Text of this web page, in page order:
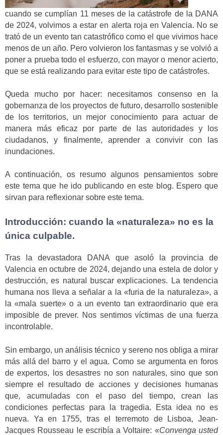
cuando se cumplían 11 meses de la catástrofe de la DANA
de 2024, volvimos a estar en alerta roja en Valencia. No se
trató de un evento tan catastrófico como el que vivimos hace
menos de un año. Pero volvieron los fantasmas y se volvió a
poner a prueba todo el esfuerzo, con mayor o menor acierto,
que se está realizando para evitar este tipo de catástrofes.
Queda mucho por hacer: necesitamos consenso en la
gobernanza de los proyectos de futuro, desarrollo sostenible
de los territorios, un mejor conocimiento para actuar de
manera más eficaz por parte de las autoridades y los
ciudadanos, y finalmente, aprender a convivir con las
inundaciones.
A continuación, os resumo algunos pensamientos sobre
este tema que he ido publicando en este blog. Espero que
sirvan para reflexionar sobre este tema.
Introducción: cuando la «naturaleza» no es la
única culpable.
Tras la devastadora DANA que asoló la provincia de
Valencia en octubre de 2024, dejando una estela de dolor y
destrucción, es natural buscar explicaciones. La tendencia
humana nos lleva a señalar a la «furia de la naturaleza», a
la «mala suerte» o a un evento tan extraordinario que era
imposible de prever. Nos sentimos víctimas de una fuerza
incontrolable.
Sin embargo, un análisis técnico y sereno nos obliga a mirar
más allá del barro y el agua. Como se argumenta en foros
de expertos, los desastres no son naturales, sino que son
siempre el resultado de acciones y decisiones humanas
que, acumuladas con el paso del tiempo, crean las
condiciones perfectas para la tragedia. Esta idea no es
nueva. Ya en 1755, tras el terremoto de Lisboa, Jean-
Jacques Rousseau le escribía a Voltaire: «Convenga usted